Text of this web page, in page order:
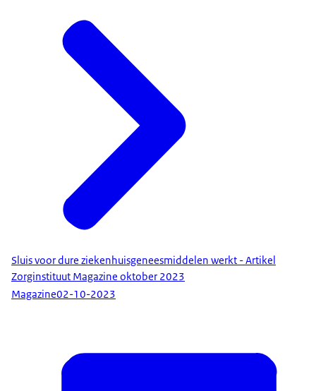
Sluis voor dure ziekenhuisgeneesmiddelen werkt - Artikel
Zorginstituut Magazine oktober 2023
Magazine02-10-2023